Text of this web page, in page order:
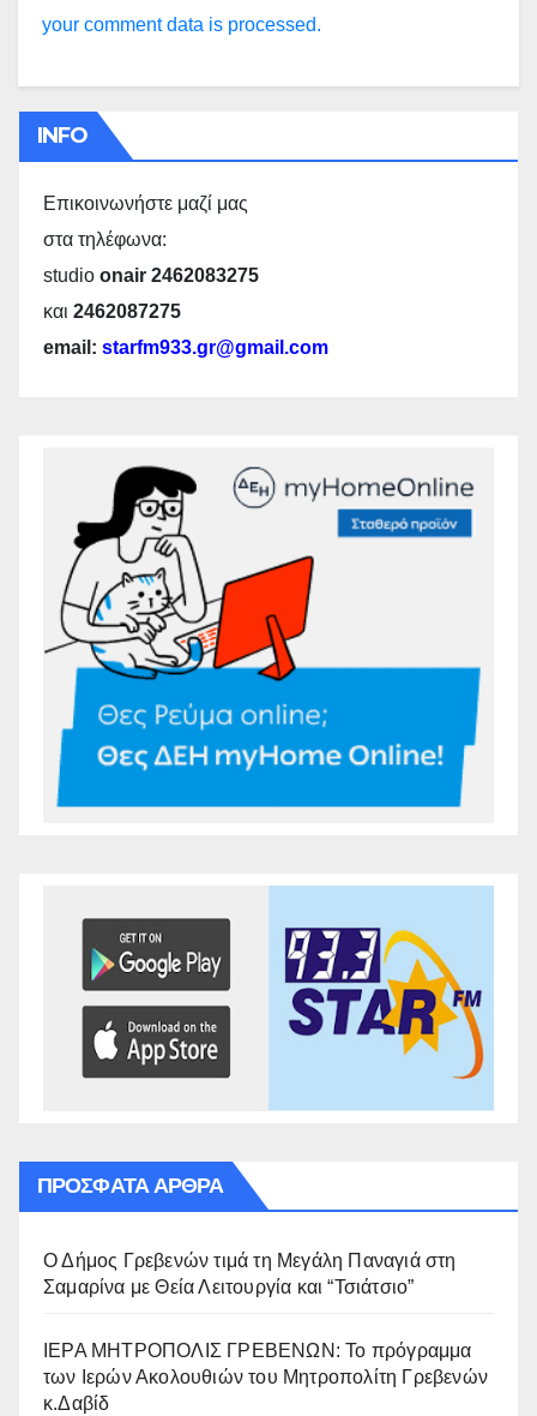
your comment data is processed.
INFO
Επικοινωνήστε μαζί μας
στα τηλέφωνα:
studio onair 2462083275
και 2462087275
email: starfm933.gr@gmail.com
ΠΡΌΣΦΑΤΑ ΆΡΘΡΑ
Ο Δήμος Γρεβενών τιμά τη Μεγάλη Παναγιά στη
Σαμαρίνα με Θεία Λειτουργία και “Τσιάτσιο”
ΙΕΡΑ ΜΗΤΡΟΠΟΛΙΣ ΓΡΕΒΕΝΩΝ: Το πρόγραμμα
των Ιερών Ακολουθιών του Μητροπολίτη Γρεβενών
κ.Δαβίδ